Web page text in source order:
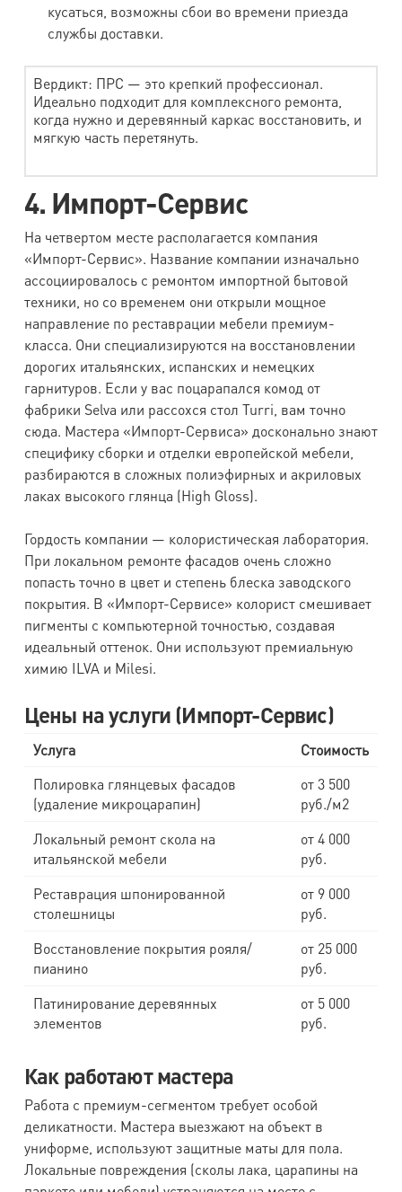
кусаться, возможны сбои во времени приезда
службы доставки.
Вердикт: ПРС — это крепкий профессионал.
Идеально подходит для комплексного ремонта,
когда нужно и деревянный каркас восстановить, и
мягкую часть перетянуть.
4. Импорт-Сервис
На четвертом месте располагается компания
«Импорт-Сервис». Название компании изначально
ассоциировалось с ремонтом импортной бытовой
техники, но со временем они открыли мощное
направление по реставрации мебели премиум-
класса. Они специализируются на восстановлении
дорогих итальянских, испанских и немецких
гарнитуров. Если у вас поцарапался комод от
фабрики Selva или рассохся стол Turri, вам точно
сюда. Мастера «Импорт-Сервиса» досконально знают
специфику сборки и отделки европейской мебели,
разбираются в сложных полиэфирных и акриловых
лаках высокого глянца (High Gloss).
Гордость компании — колористическая лаборатория.
При локальном ремонте фасадов очень сложно
попасть точно в цвет и степень блеска заводского
покрытия. В «Импорт-Сервисе» колорист смешивает
пигменты с компьютерной точностью, создавая
идеальный оттенок. Они используют премиальную
химию ILVA и Milesi.
Цены на услуги (Импорт-Сервис)
Услуга
Стоимость
Полировка глянцевых фасадов
(удаление микроцарапин)
от 3 500
руб./м2
Локальный ремонт скола на
итальянской мебели
от 4 000
руб.
Реставрация шпонированной
столешницы
от 9 000
руб.
Восстановление покрытия рояля/
пианино
от 25 000
руб.
Патинирование деревянных
элементов
от 5 000
руб.
Как работают мастера
Работа с премиум-сегментом требует особой
деликатности. Мастера выезжают на объект в
униформе, используют защитные маты для пола.
Локальные повреждения (сколы лака, царапины на